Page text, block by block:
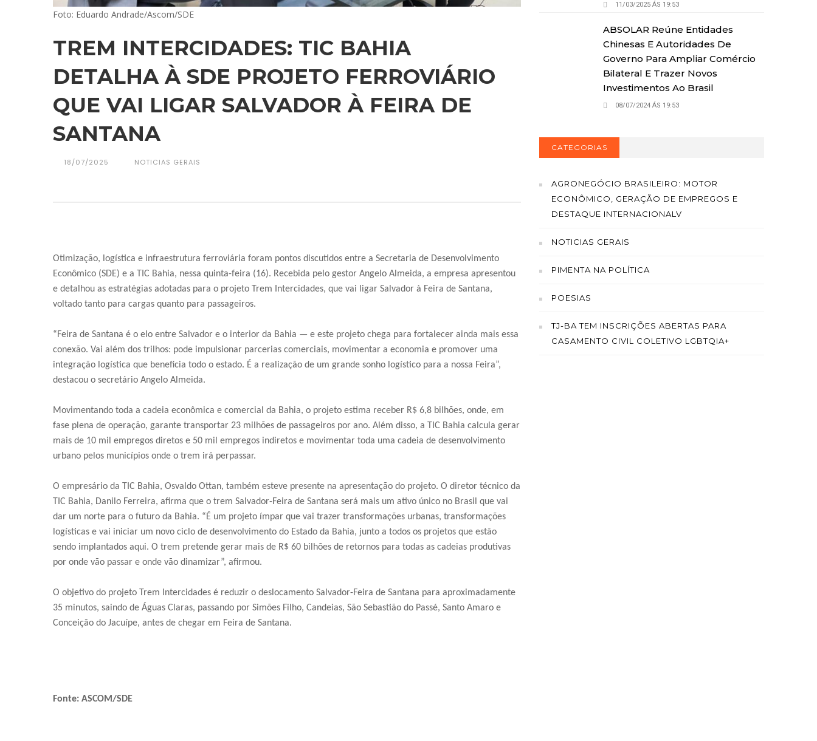
Foto: Eduardo Andrade/Ascom/SDE
TREM INTERCIDADES: TIC BAHIA
DETALHA À SDE PROJETO FERROVIÁRIO
QUE VAI LIGAR SALVADOR À FEIRA DE
SANTANA
18/07/2025 NOTICIAS GERAIS
Otimização, logística e infraestrutura ferroviária foram pontos discutidos entre a Secretaria de Desenvolvimento
Econômico (SDE) e a TIC Bahia, nessa quinta-feira (16). Recebida pelo gestor Angelo Almeida, a empresa apresentou
e detalhou as estratégias adotadas para o projeto Trem Intercidades, que vai ligar Salvador à Feira de Santana,
voltado tanto para cargas quanto para passageiros.
“Feira de Santana é o elo entre Salvador e o interior da Bahia — e este projeto chega para fortalecer ainda mais essa
conexão. Vai além dos trilhos: pode impulsionar parcerias comerciais, movimentar a economia e promover uma
integração logística que beneficia todo o estado. É a realização de um grande sonho logístico para a nossa Feira”,
destacou o secretário Angelo Almeida.
Movimentando toda a cadeia econômica e comercial da Bahia, o projeto estima receber R$ 6,8 bilhões, onde, em
fase plena de operação, garante transportar 23 milhões de passageiros por ano. Além disso, a TIC Bahia calcula gerar
mais de 10 mil empregos diretos e 50 mil empregos indiretos e movimentar toda uma cadeia de desenvolvimento
urbano pelos municípios onde o trem irá perpassar.
O empresário da TIC Bahia, Osvaldo Ottan, também esteve presente na apresentação do projeto. O diretor técnico da
TIC Bahia, Danilo Ferreira, afirma que o trem Salvador-Feira de Santana será mais um ativo único no Brasil que vai
dar um norte para o futuro da Bahia. “É um projeto ímpar que vai trazer transformações urbanas, transformações
logísticas e vai iniciar um novo ciclo de desenvolvimento do Estado da Bahia, junto a todos os projetos que estão
sendo implantados aqui. O trem pretende gerar mais de R$ 60 bilhões de retornos para todas as cadeias produtivas
por onde vão passar e onde vão dinamizar”, afirmou.
O objetivo do projeto Trem Intercidades é reduzir o deslocamento Salvador-Feira de Santana para aproximadamente
35 minutos, saindo de Águas Claras, passando por Simões Filho, Candeias, São Sebastião do Passé, Santo Amaro e
Conceição do Jacuípe, antes de chegar em Feira de Santana.
Fonte: ASCOM/SDE
11/03/2025 ÁS 19:53
ABSOLAR Reúne Entidades
Chinesas E Autoridades De
Governo Para Ampliar Comércio
Bilateral E Trazer Novos
Investimentos Ao Brasil
08/07/2024 ÁS 19:53
CATEGORIAS
AGRONEGÓCIO BRASILEIRO: MOTOR
ECONÔMICO, GERAÇÃO DE EMPREGOS E
DESTAQUE INTERNACIONALV
NOTICIAS GERAIS
PIMENTA NA POLÍTICA
POESIAS
TJ-BA TEM INSCRIÇÕES ABERTAS PARA
CASAMENTO CIVIL COLETIVO LGBTQIA+